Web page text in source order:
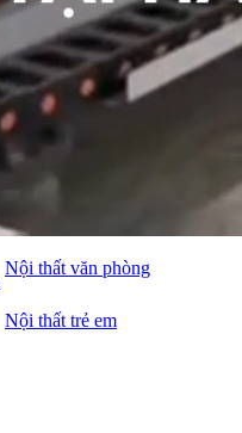
Nội thất văn phòng
Nội thất trẻ em